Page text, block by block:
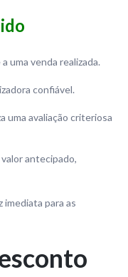
uma venda realizada.
confiável.
uma avaliação criteriosa
antecipado,
imediata para as